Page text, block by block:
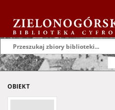
OBIEKT